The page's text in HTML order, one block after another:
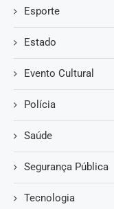
Esporte
Estado
Evento Cultural
Polícia
Saúde
Segurança Pública
Tecnologia